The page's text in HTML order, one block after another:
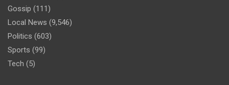
Gossip (111)
Local News (9,546)
Politics (603)
Sports (99)
Tech (5)